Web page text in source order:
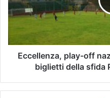
Eccellenza, play-off
biglietti della sfida